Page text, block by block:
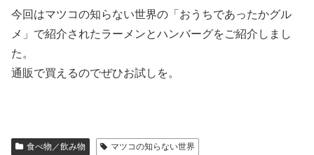
今回はマツコの知らない世界の「おうちであったかグル
メ」で紹介されたラーメンとハンバーグをご紹介しまし
た。
通販で買えるのでぜひお試しを。
食べ物／飲み物 マツコの知らない世界